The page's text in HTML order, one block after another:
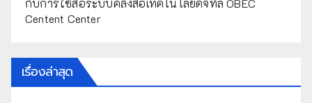
กับการใช้สื่อระบบคลังสื่อเทคโนโลยีดิจิทัล OBEC
Centent Center
เรื่องล่าสุด